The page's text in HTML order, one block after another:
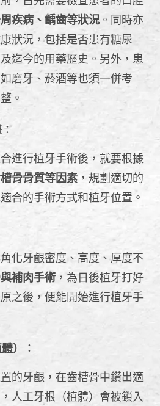
疾病、齲齒等狀況 。同時亦
狀況，包括是否患有糖尿
迄今的用藥歷史。另外，患
磨牙、菸酒等也須一併考
。
：
進行植牙手術後，就要根據
骨骨質等因素 ，規劃適切的
合的手術方式和植牙位置。
化牙齦密度、高度、厚度不
補肉手術 ，為日後植牙打好
之後，便能開始進行植牙手
） ：
的牙齦，在齒槽骨中鑽出適
人工牙根（植體）會被鎖入